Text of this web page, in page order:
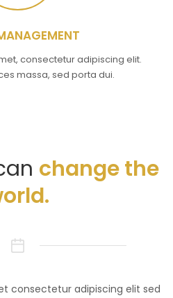
consectetur adipiscing elit.
massa, sed porta dui.
change the
consectetur adipiscing elit sed